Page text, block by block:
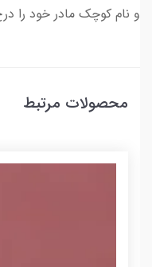
و نام کوچک مادر خود را
محصولات مرتبط